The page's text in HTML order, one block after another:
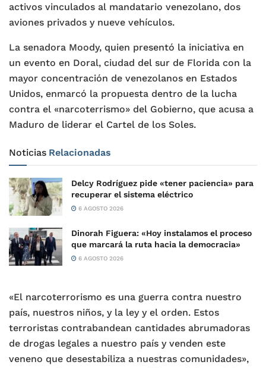
activos vinculados al mandatario venezolano, dos
aviones privados y nueve vehículos.
La senadora Moody, quien presentó la iniciativa en
un evento en Doral, ciudad del sur de Florida con la
mayor concentración de venezolanos en Estados
Unidos, enmarcó la propuesta dentro de la lucha
contra el «narcoterrismo» del Gobierno, que acusa a
Maduro de liderar el Cartel de los Soles.
Noticias Relacionadas
Delcy Rodríguez pide «tener paciencia» para
recuperar el sistema eléctrico
6 AGOSTO 2026
Dinorah Figuera: «Hoy instalamos el proceso
que marcará la ruta hacia la democracia»
6 AGOSTO 2026
«El narcoterrorismo es una guerra contra nuestro
país, nuestros niños, y la ley y el orden. Estos
terroristas contrabandean cantidades abrumadoras
de drogas legales a nuestro país y venden este
veneno que desestabiliza a nuestras comunidades»,